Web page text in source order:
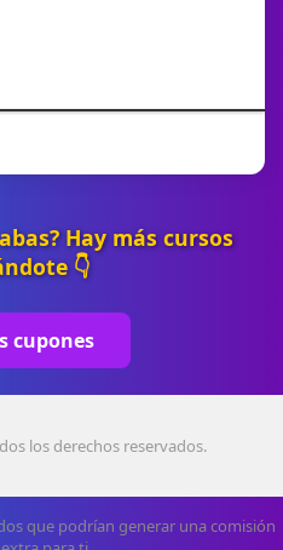
Hay más cursos
👇
cupones
los derechos reservados.
que podrían generar una comisión